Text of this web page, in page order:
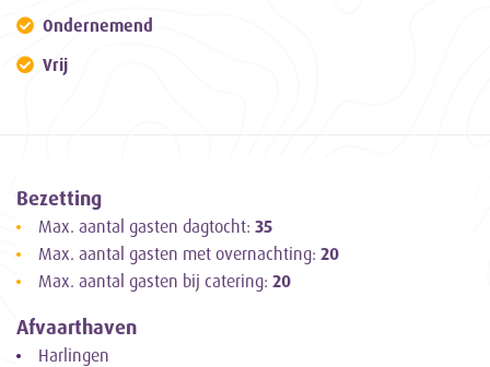
Ondernemend
Vrij
Bezetting
Max. aantal gasten dagtocht: 35
Max. aantal gasten met overnachting: 20
Max. aantal gasten bij catering: 20
Afvaarthaven
Harlingen